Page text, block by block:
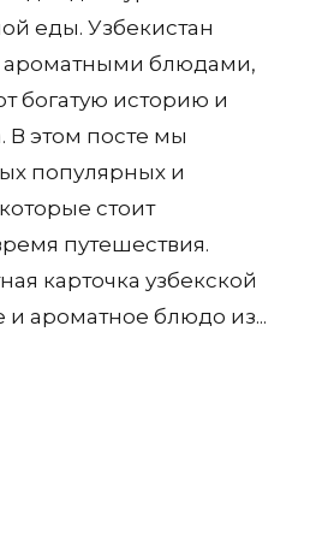
еды. Узбекистан
ароматными блюдами,
богатую историю и
В этом посте мы
популярных и
стоит
путешествия.
карточка узбекской
и ароматное блюдо из...